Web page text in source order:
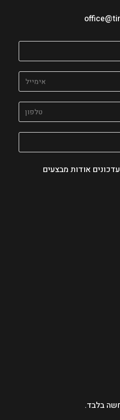
אודות מבצעים
בלבד.